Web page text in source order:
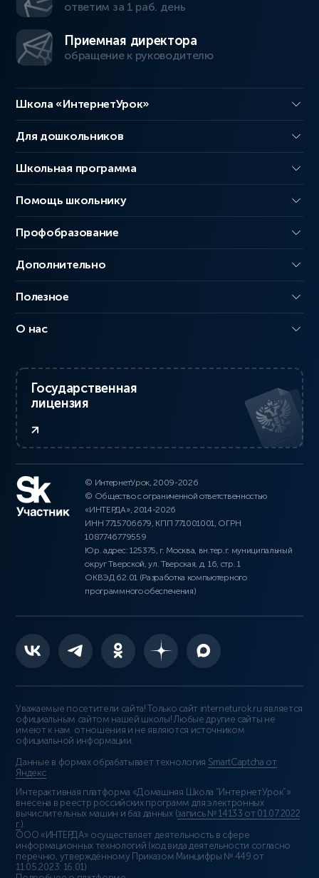
ответим за 1 раб. день
Приемная директора
обращение к руководителю
Школа «ИнтернетУрок»
Для дошкольников
Школьная программа
Помощь школьнику
Профобразование
Дополнительно
Полезное
О нас
Государственная
лицензия
© ИнтернетУрок, 2009-2026
© Общество с ограниченной ответственностью
«ИНТЕРДА», 2014-2026
ИНН 7715706679, КПП 771001001, ОГРН
1087746779559
Юр. адрес: 125375, г. Москва, вн.тер.г. муниципальный
округ Тверской, ул. Тверская, д. 16, стр. 1
ОКВЭД 62.01 (Разработка компьютерного
программного обеспечения)
Уважаемые посетители сайта! Только сайт interneturok.ru является
официальным сайтом нашей школы! Любые другие сайты не
имеют к нам отношения и не являются источником
официальной информации.
Данные в формах обрабатывает технология SmartCaptcha от
Яндекс
Интерактивная платформа «Домашняя Школа “ИнтернетУрок”»
внесена в реестр российских программ для электронных
вычислительных машин и баз данных (запись № 14133 от 01.07.2022
г.).
ООО «ИНТЕРДА» осуществляет деятельность в сфере
информационных технологий (код вида деятельности согласно
перечню, утверждённому Приказом Минцифры № 449 от
11.05.2023: 16.01)